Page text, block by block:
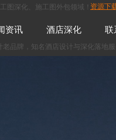
资源下
图深化、 施工图外包领域！
资讯 酒店深化 联
老品牌，知名酒店设计与深化落地服